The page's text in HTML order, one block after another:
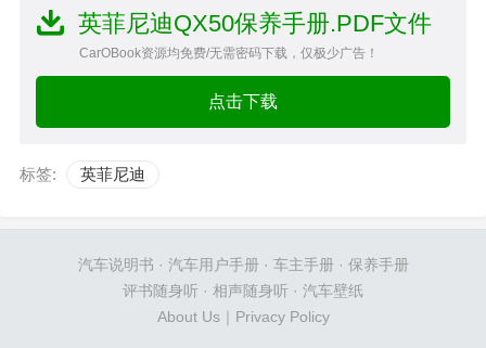
英菲尼迪QX50保养手册.PDF文件
CarOBook资源均免费/无需密码下载，仅极少广告！
点击下载
标签: 英菲尼迪
汽车说明书 · 汽车用户手册· 车主手册· 保养手册
评书随身听 · 相声随身听 · 汽车壁纸
About Us｜ Privacy Policy